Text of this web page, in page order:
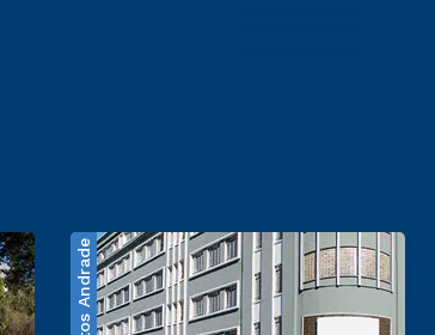
Santos Andrade